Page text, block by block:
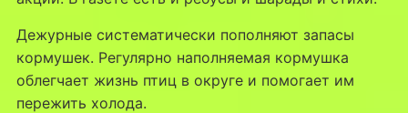
Дежурные систематически пополняют запасы
кормушек. Регулярно наполняемая кормушка
облегчает жизнь птиц в округе и помогает им
пережить холода.